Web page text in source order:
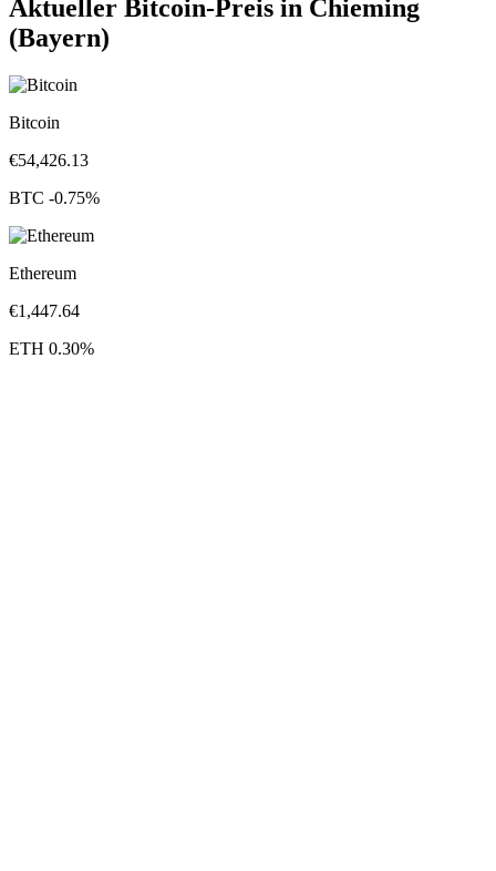
Aktueller Bitcoin-Preis in Chieming
(Bayern)
Bitcoin
€54,426.13
BTC -0.75%
Ethereum
€1,447.64
ETH 0.30%